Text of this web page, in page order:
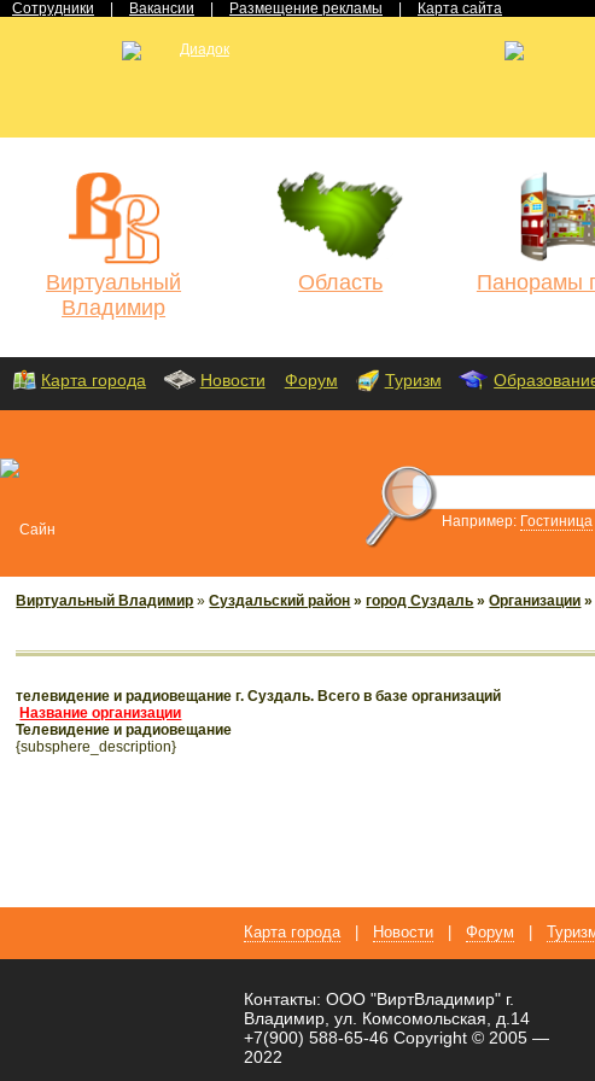
Сотрудники Вакансии Размещение рекламы Карта сайта
Виртуальный
Владимир
Область Панорамы
Карта города Новости Форум Туризм
Например: Гостиница
Виртуальный Владимир »Суздальский район »город Суздаль »Организации »
телевидение и радиовещание г. Суздаль. Всего в базе организаций
Название организации
телевидение и радиовещание
{subsphere_description}
Карта города Новости Форум
Контакты: ООО "ВиртВладимир" г.
Владимир, ул. Комсомольская, д.14
+7(900) 588-65-46 Copyright © 2005 —
2022